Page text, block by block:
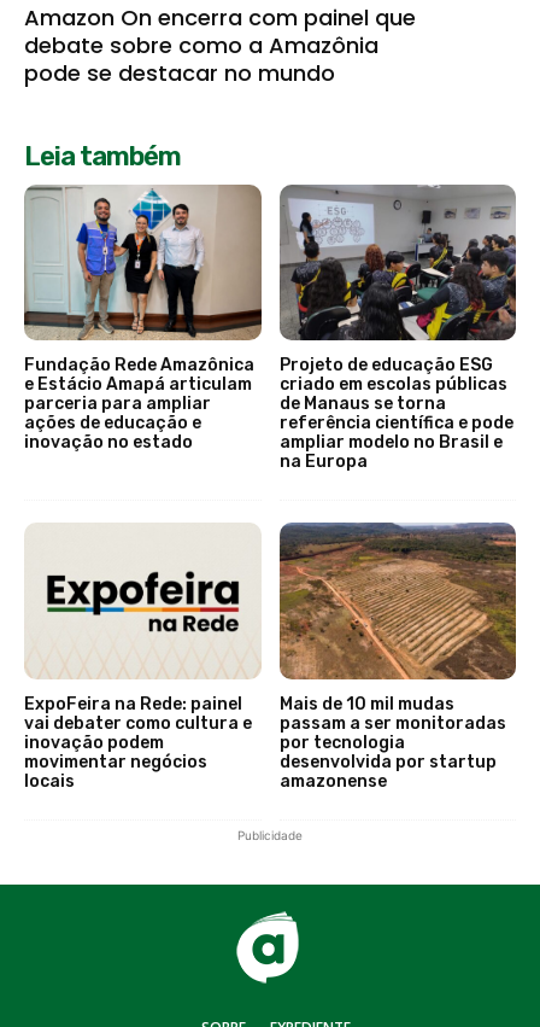
Amazon On encerra com painel que
debate sobre como a Amazônia
pode se destacar no mundo
Leia também
Fundação Rede Amazônica
e Estácio Amapá articulam
parceria para ampliar
ações de educação e
inovação no estado
Projeto de educação ESG
criado em escolas públicas
de Manaus se torna
referência científica e pode
ampliar modelo no Brasil e
na Europa
ExpoFeira na Rede: painel
vai debater como cultura e
inovação podem
movimentar negócios
locais
Mais de 10 mil mudas
passam a ser monitoradas
por tecnologia
desenvolvida por startup
amazonense
Publicidade